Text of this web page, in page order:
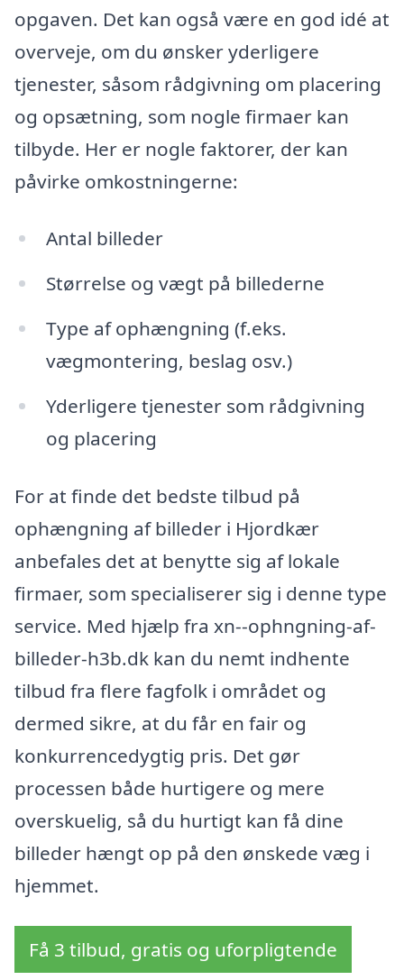
opgaven. Det kan også være en god idé at
overveje, om du ønsker yderligere
tjenester, såsom rådgivning om placering
og opsætning, som nogle firmaer kan
tilbyde. Her er nogle faktorer, der kan
påvirke omkostningerne:
Antal billeder
Størrelse og vægt på billederne
Type af ophængning (f.eks.
vægmontering, beslag osv.)
Yderligere tjenester som rådgivning
og placering
For at finde det bedste tilbud på
ophængning af billeder i Hjordkær
anbefales det at benytte sig af lokale
firmaer, som specialiserer sig i denne type
service. Med hjælp fra xn--ophngning-af-
billeder-h3b.dk kan du nemt indhente
tilbud fra flere fagfolk i området og
dermed sikre, at du får en fair og
konkurrencedygtig pris. Det gør
processen både hurtigere og mere
overskuelig, så du hurtigt kan få dine
billeder hængt op på den ønskede væg i
hjemmet.
Få 3 tilbud, gratis og uforpligtende